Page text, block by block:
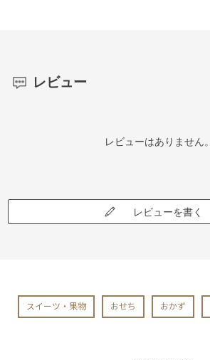
レビュー
レビューはありません。
レビューを書く
スイーツ・果物 おせち おかず